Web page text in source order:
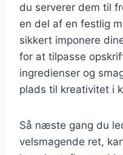
du serverer dem til
en del af en festlig
sikkert imponere
for at tilpasse
ingredienser og
plads til kreativitet i
Så næste gang du
velsmagende ret,